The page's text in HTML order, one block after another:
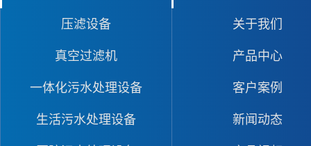
压滤设备
真空过滤机
一体化污水处理设备
生活污水处理设备
关于我们
产品中心
客户案例
新闻动态